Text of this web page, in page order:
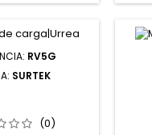
RV5G
SURTEK
(0)